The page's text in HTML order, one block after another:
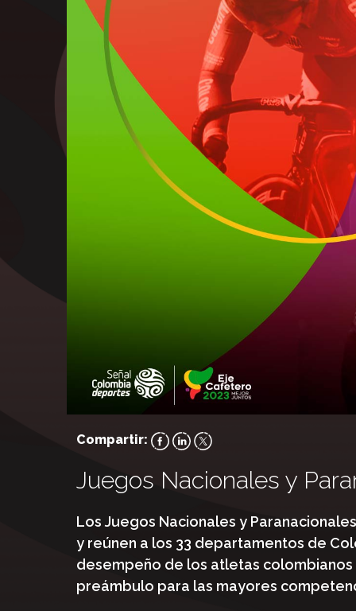
Compartir:
Juegos Nacionales y
Los Juegos Nacionales y
y reúnen a los 33 departamentos de
desempeño de los atletas colombianos
preámbulo para las mayores